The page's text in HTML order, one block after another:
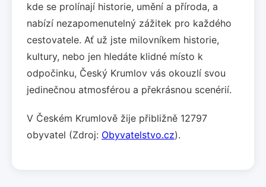
kde se prolínají historie, umění a příroda, a
nabízí nezapomenutelný zážitek pro každého
cestovatele. Ať už jste milovníkem historie,
kultury, nebo jen hledáte klidné místo k
odpočinku, Český Krumlov vás okouzlí svou
jedinečnou atmosférou a překrásnou scenérií.
V Českém Krumlově žije přibližně 12797
obyvatel (Zdroj: Obyvatelstvo.cz).